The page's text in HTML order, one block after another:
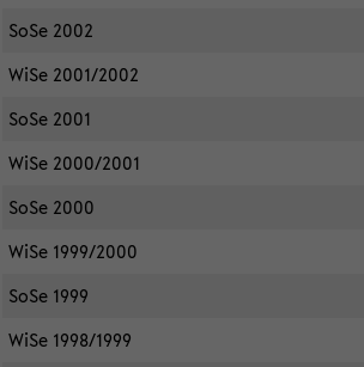
SoSe 2002
WiSe 2001/2002
SoSe 2001
WiSe 2000/2001
SoSe 2000
WiSe 1999/2000
SoSe 1999
WiSe 1998/1999